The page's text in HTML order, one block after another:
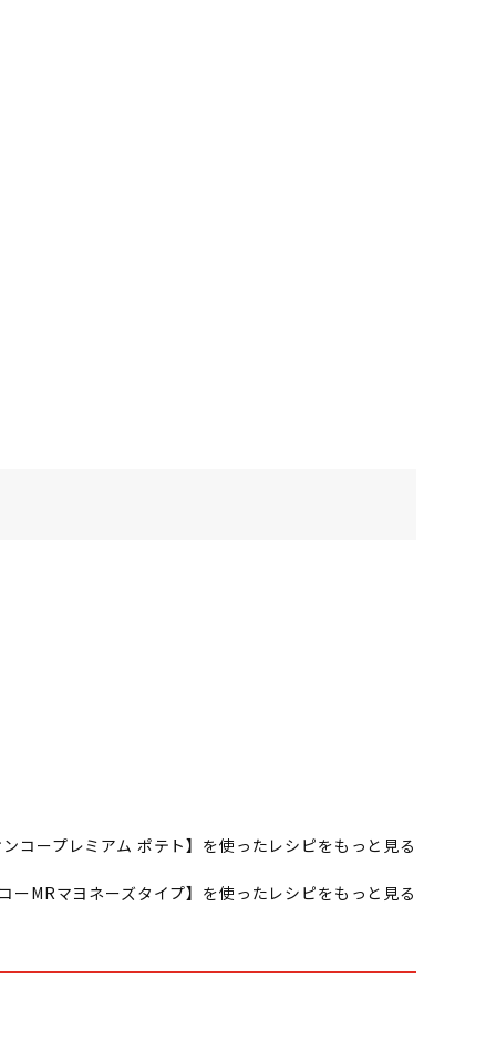
コープレミアム ポテト】を使ったレシピをもっと見る
ーMRマヨネーズタイプ】を使ったレシピをもっと見る